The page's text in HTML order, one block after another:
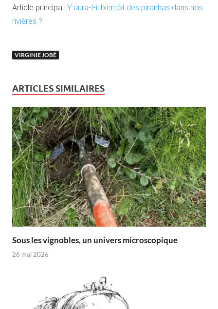
Article principal: Y aura-t-il bientôt des piranhas dans nos
rivières ?
VIRGINIE JOBÉ
ARTICLES SIMILAIRES
Sous les vignobles, un univers microscopique
26 mai 2026